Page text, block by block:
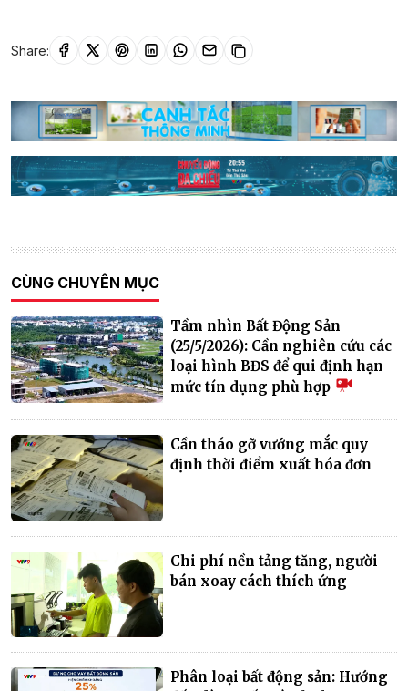
Share:
CÙNG CHUYÊN MỤC
Tầm nhìn Bất Động Sản
(25/5/2026): Cần nghiên cứu các
loại hình BĐS để qui định hạn
mức tín dụng phù hợp
Cần tháo gỡ vướng mắc quy
định thời điểm xuất hóa đơn
Chi phí nền tảng tăng, người
bán xoay cách thích ứng
Phân loại bất động sản: Hướng